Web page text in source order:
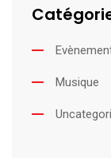
Musique